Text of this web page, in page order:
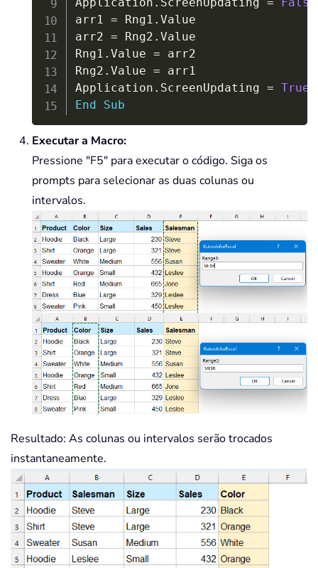
arr1 = Rng1 . Value
arr2 = Rng2 . Value
Rng1 . Value = arr2
Rng2 . Value = arr1
Application . ScreenUpdating = True
End
Sub
Executar a Macro:
Pressione "F5" para executar o código. Siga os
prompts para selecionar as duas colunas ou
intervalos.
Resultado: As colunas ou intervalos serão trocados
instantaneamente.